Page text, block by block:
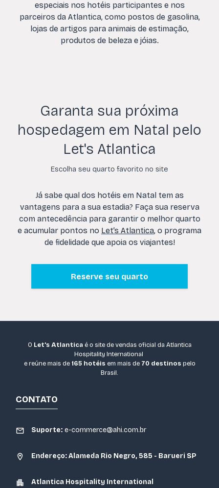
especiais nos hotéis participantes e nos
parceiros da Atlantica, como postos de gasolina,
lojas de artigos para animais de estimação,
produtos de beleza e jóias.
Garanta sua próxima
hospedagem em Natal pelo
Let's Atlantica
Escolha seu quarto favorito no site
Já sabe qual dos hotéis em Natal tem as
vantagens para a sua estadia? Faça sua reserva
com antecedência para garantir o melhor quarto
e acumular pontos no Let’s Atlantica, o programa
de fidelidade que apoia os viajantes!
Reserve seu quarto
O Let's Atlantica é o site de vendas oficial da Atlantica
Hospitality International
e reúne mais de 165 hotéis em mais de 70 destinos pelo
Brasil.
CONTATO
Suporte: e-commerce@ahi.com.br
Endereço: Alameda Rio Negro, 585 - Barueri SP
Atlantica Hospitality International